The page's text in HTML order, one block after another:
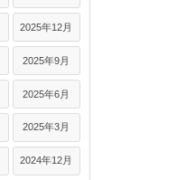
2025年12月
2025年9月
2025年6月
2025年3月
2024年12月